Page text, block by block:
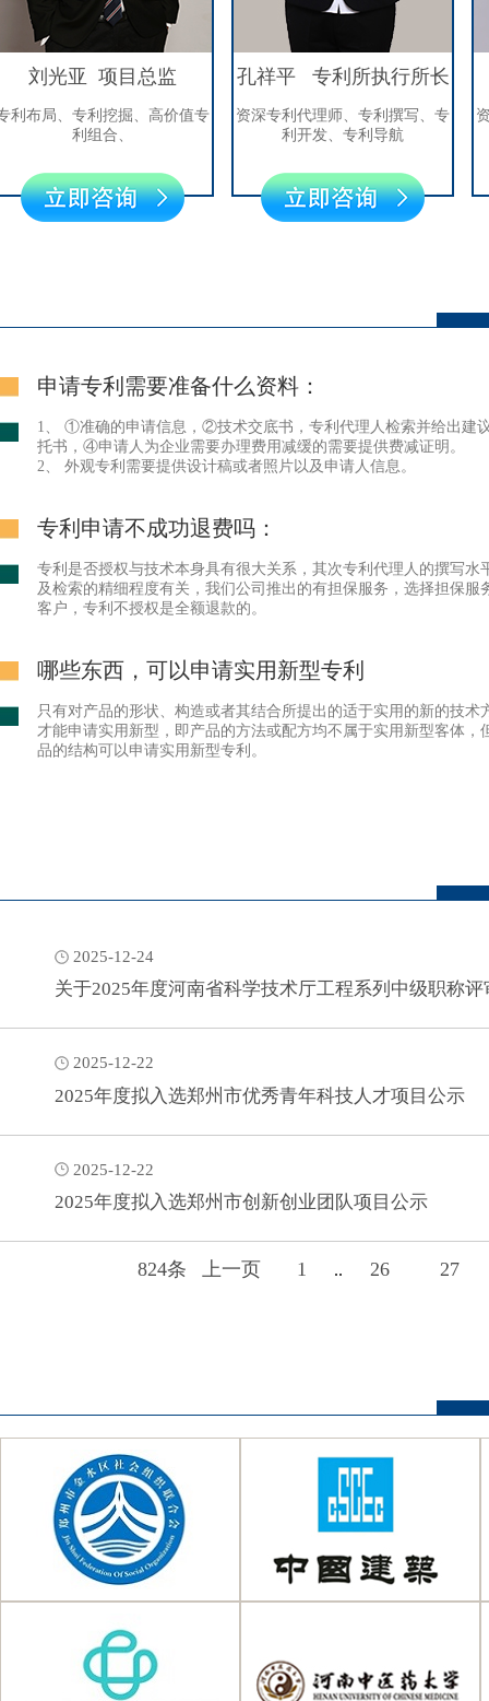
亚 项目总监
、专利挖掘、高价值专
利组合、
孔祥平 专利所执行所长
资深专利代理师、专利撰写、专
利开发、专利导航
资深专
申请专利需要准备什么资料：
1、 ①准确的申请信息，②技术交底书，专利代理人检索并给出建
托书，④申请人为企业需要办理费用减缓的需要提供费减证明。
2、 外观专利需要提供设计稿或者照片以及申请人信息。
专利申请不成功退费吗：
专利是否授权与技术本身具有很大关系，其次专利代理人的撰写水
及检索的精细程度有关，我们公司推出的有担保服务，选择担保服
客户，专利不授权是全额退款的。
哪些东西，可以申请实用新型专利
只有对产品的形状、构造或者其结合所提出的适于实用的新的技术
才能申请实用新型，即产品的方法或配方均不属于实用新型客体，
品的结构可以申请实用新型专利。
2025-12-24
关于2025年度河南省科学技术厅工程系列中级职称
2025-12-22
2025年度拟入选郑州市优秀青年科技人才项目公示
2025-12-22
2025年度拟入选郑州市创新创业团队项目公示
824条 上一页 1 .. 26 27